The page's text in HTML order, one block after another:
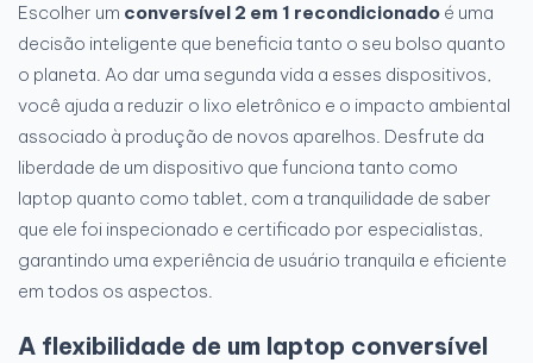
Escolher um conversível 2 em 1 recondicionado é uma
decisão inteligente que beneficia tanto o seu bolso quanto
o planeta. Ao dar uma segunda vida a esses dispositivos,
você ajuda a reduzir o lixo eletrônico e o impacto ambiental
associado à produção de novos aparelhos. Desfrute da
liberdade de um dispositivo que funciona tanto como
laptop quanto como tablet, com a tranquilidade de saber
que ele foi inspecionado e certificado por especialistas,
garantindo uma experiência de usuário tranquila e eficiente
em todos os aspectos.
A flexibilidade de um laptop conversível